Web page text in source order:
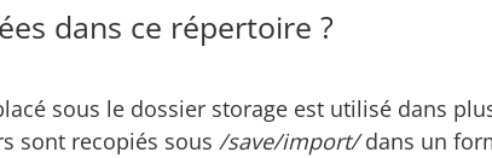
dans ce répertoire ?
sous le dossier storage est utilisé dans
sont recopiés sous /save/import/dans un